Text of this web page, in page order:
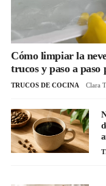
Cómo limpiar la
trucos y paso a
TRUCOS DE COCINA Clara